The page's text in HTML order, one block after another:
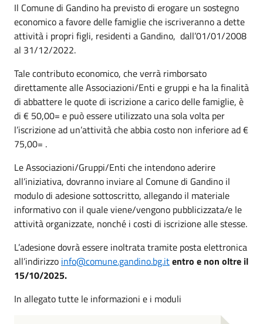
Il Comune di Gandino ha previsto di erogare un sostegno
economico a favore delle famiglie che iscriveranno a dette
attività i propri figli, residenti a Gandino, dall’01/01/2008
al 31/12/2022.
Tale contributo economico, che verrà rimborsato
direttamente alle Associazioni/Enti e gruppi e ha la finalità
di abbattere le quote di iscrizione a carico delle famiglie, è
di € 50,00= e può essere utilizzato una sola volta per
l’iscrizione ad un’attività che abbia costo non inferiore ad €
75,00= .
Le Associazioni/Gruppi/Enti che intendono aderire
all’iniziativa, dovranno inviare al Comune di Gandino il
modulo di adesione sottoscritto, allegando il materiale
informativo con il quale viene/vengono pubblicizzata/e le
attività organizzate, nonché i costi di iscrizione alle stesse.
L’adesione dovrà essere inoltrata tramite posta elettronica
all’indirizzo info@comune.gandino.bg.itentro e non oltre il
15/10/2025.
In allegato tutte le informazioni e i moduli